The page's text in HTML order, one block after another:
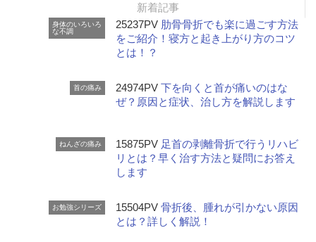
新着記事
身体のいろいろ
な不調
25237PV 肋骨骨折でも楽に過ごす方法
をご紹介！寝方と起き上がり方のコツ
とは！？
首の痛み 24974PV下を向くと首が痛いのはな
ぜ？原因と症状、治し方を解説します
ねんざの痛み 15875PV 足首の剥離骨折で行うリハビ
リとは？早く治す方法と疑問にお答え
します
お勉強シリーズ 15504PV骨折後、腫れが引かない原因
とは？詳しく解説！